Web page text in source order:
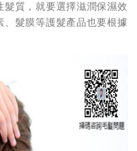
質，就要選擇滋潤保濕效
髮膜等護髮產品也要根據